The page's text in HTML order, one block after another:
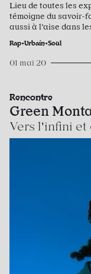
Lieu de toutes les
témoigne du savoir-
aussi à l’aise dans
Rap•Urbain•Soul
01 mai 20
Rencontre
Green
Vers l'infini